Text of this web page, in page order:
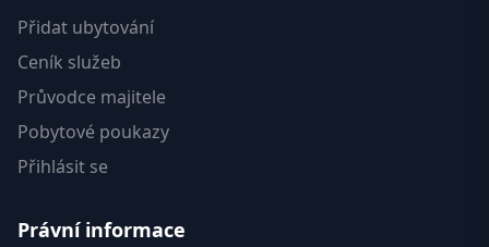
Přidat ubytování
Ceník služeb
Průvodce majitele
Pobytové poukazy
Přihlásit se
Právní informace